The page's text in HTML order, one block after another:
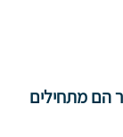
הם מתחילים